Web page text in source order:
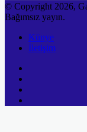
© Copyright 2026,
Bağımsız yayın.
Künye
İletişim